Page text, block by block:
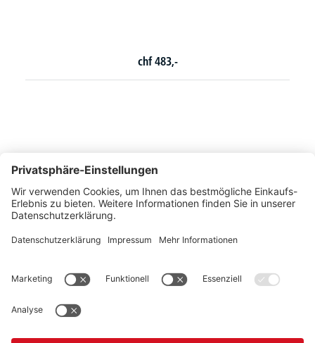
abchf
Montags bis Freitags von 08:30 - 17:00 Uhr
+41 44 240 / 11 55
+41 44 240 / 11 57
info@office-trade.ch